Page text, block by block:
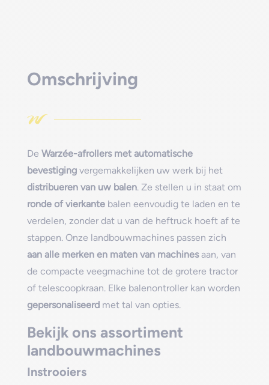
Omschrijving
De Warzée-afrollers met automatische
bevestigingvergemakkelijken uw werk bij het
distribueren van uw balen. Ze stellen u in staat om
ronde of vierkantebalen eenvoudig te laden en te
verdelen, zonder dat u van de heftruck hoeft af te
stappen. Onze landbouwmachines passen zich
aan alle merken en maten van machinesaan, van
de compacte veegmachine tot de grotere tractor
of telescoopkraan. Elke balenontroller kan worden
gepersonaliseerdmet tal van opties.
Bekijk ons assortiment
landbouwmachines
Instrooiers